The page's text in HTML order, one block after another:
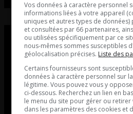
Vos données à caractère personnel
informations liées à votre appareil
uniques et autres types de
et consultées par 66 partenaires,
ou utilisées spécifiquement par ce
nous-mêmes sommes susceptibles
géolocalisation précises. Liste des
Certains fournisseurs sont
données à caractère personnel sur
légitime. Vous pouvez vous y
ci-dessous. Recherchez un lien en
le menu du site pour gérer ou
dans les paramètres des cookies et